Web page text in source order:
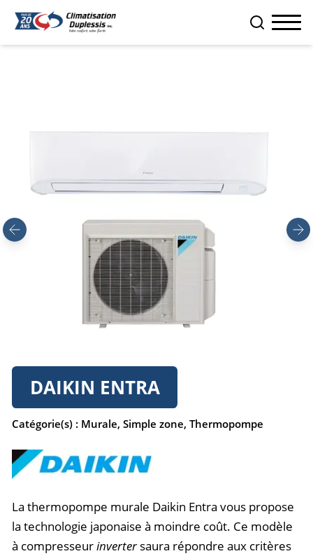
DAIKIN ENTRA
Catégorie(s) : Murale, Simple zone, Thermopompe
La thermopompe murale Daikin Entra vous propose
la technologie japonaise à moindre coût. Ce modèle
à compresseurinvertersaura répondre aux critères